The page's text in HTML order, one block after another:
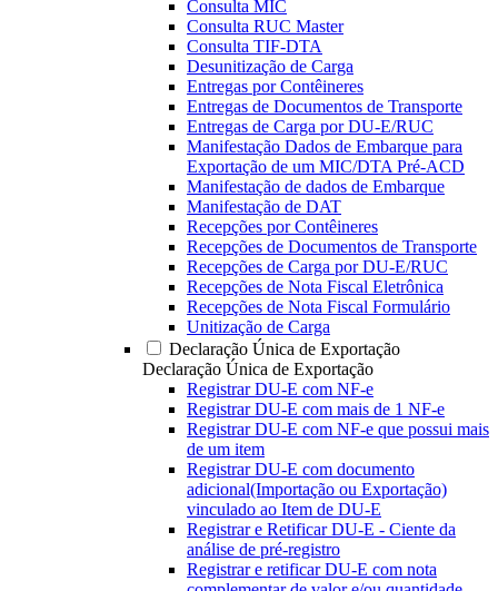
Consulta MIC
Consulta RUC Master
Consulta TIF-DTA
Desunitização de Carga
Entregas por Contêineres
Entregas de Documentos de Transporte
Entregas de Carga por DU-E/RUC
Manifestação Dados de Embarque para
Exportação de um MIC/DTA Pré-ACD
Manifestação de dados de Embarque
Manifestação de DAT
Recepções por Contêineres
Recepções de Documentos de Transporte
Recepções de Carga por DU-E/RUC
Recepções de Nota Fiscal Eletrônica
Recepções de Nota Fiscal Formulário
Unitização de Carga
Declaração Única de Exportação
Declaração Única de Exportação
Registrar DU-E com NF-e
Registrar DU-E com mais de 1 NF-e
Registrar DU-E com NF-e que possui mais
de um item
Registrar DU-E com documento
adicional(Importação ou Exportação)
vinculado ao Item de DU-E
Registrar e Retificar DU-E - Ciente da
análise de pré-registro
Registrar e retificar DU-E com nota